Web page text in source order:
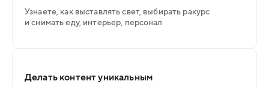
Узнаете, как выставлять свет, выбирать ракурс
и снимать еду, интерьер, персонал
Делать контент уникальным